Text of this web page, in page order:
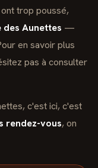
trop poussé,
Aunettes —
en savoir plus
pas à consulter
c'est ici, c'est
rendez-vous, on